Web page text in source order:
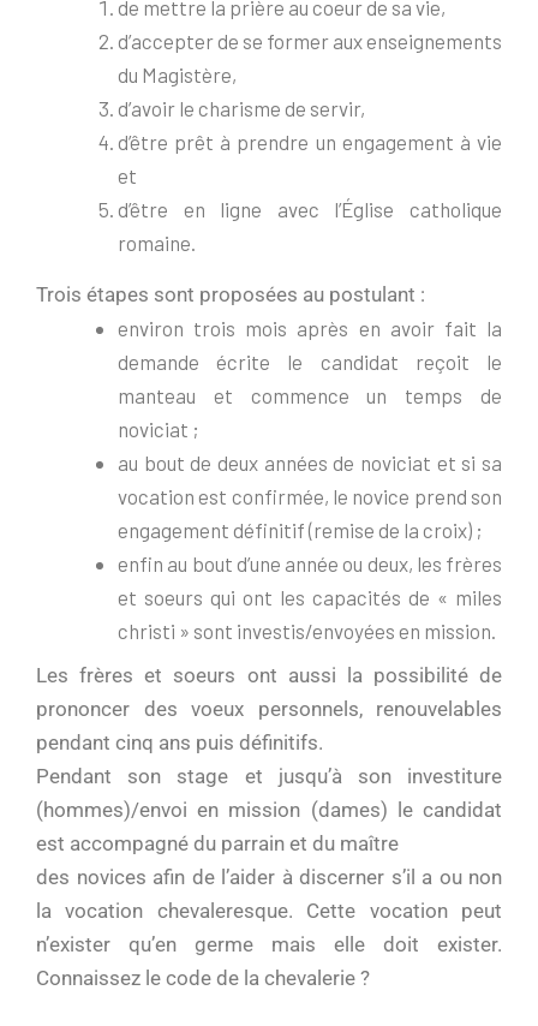
de mettre la prière au coeur de sa vie,
d’accepter de se former aux enseignements
du Magistère,
d’avoir le charisme de servir,
d’être prêt à prendre un engagement à vie
et
d’être en ligne avec l’Église catholique
romaine.
Trois étapes sont proposées au postulant :
environ trois mois après en avoir fait la
demande écrite le candidat reçoit le
manteau et commence un temps de
noviciat ;
au bout de deux années de noviciat et si sa
vocation est confirmée, le novice prend son
engagement définitif (remise de la croix) ;
enfin au bout d’une année ou deux, les frères
et soeurs qui ont les capacités de « miles
christi » sont investis/envoyées en mission.
Les frères et soeurs ont aussi la possibilité de
prononcer des voeux personnels, renouvelables
pendant cinq ans puis définitifs.
Pendant son stage et jusqu’à son investiture
(hommes)/envoi en mission (dames) le candidat
est accompagné du parrain et du maître
des novices afin de l’aider à discerner s’il a ou non
la vocation chevaleresque. Cette vocation peut
n’exister qu’en germe mais elle doit exister.
Connaissez le code de la chevalerie ?